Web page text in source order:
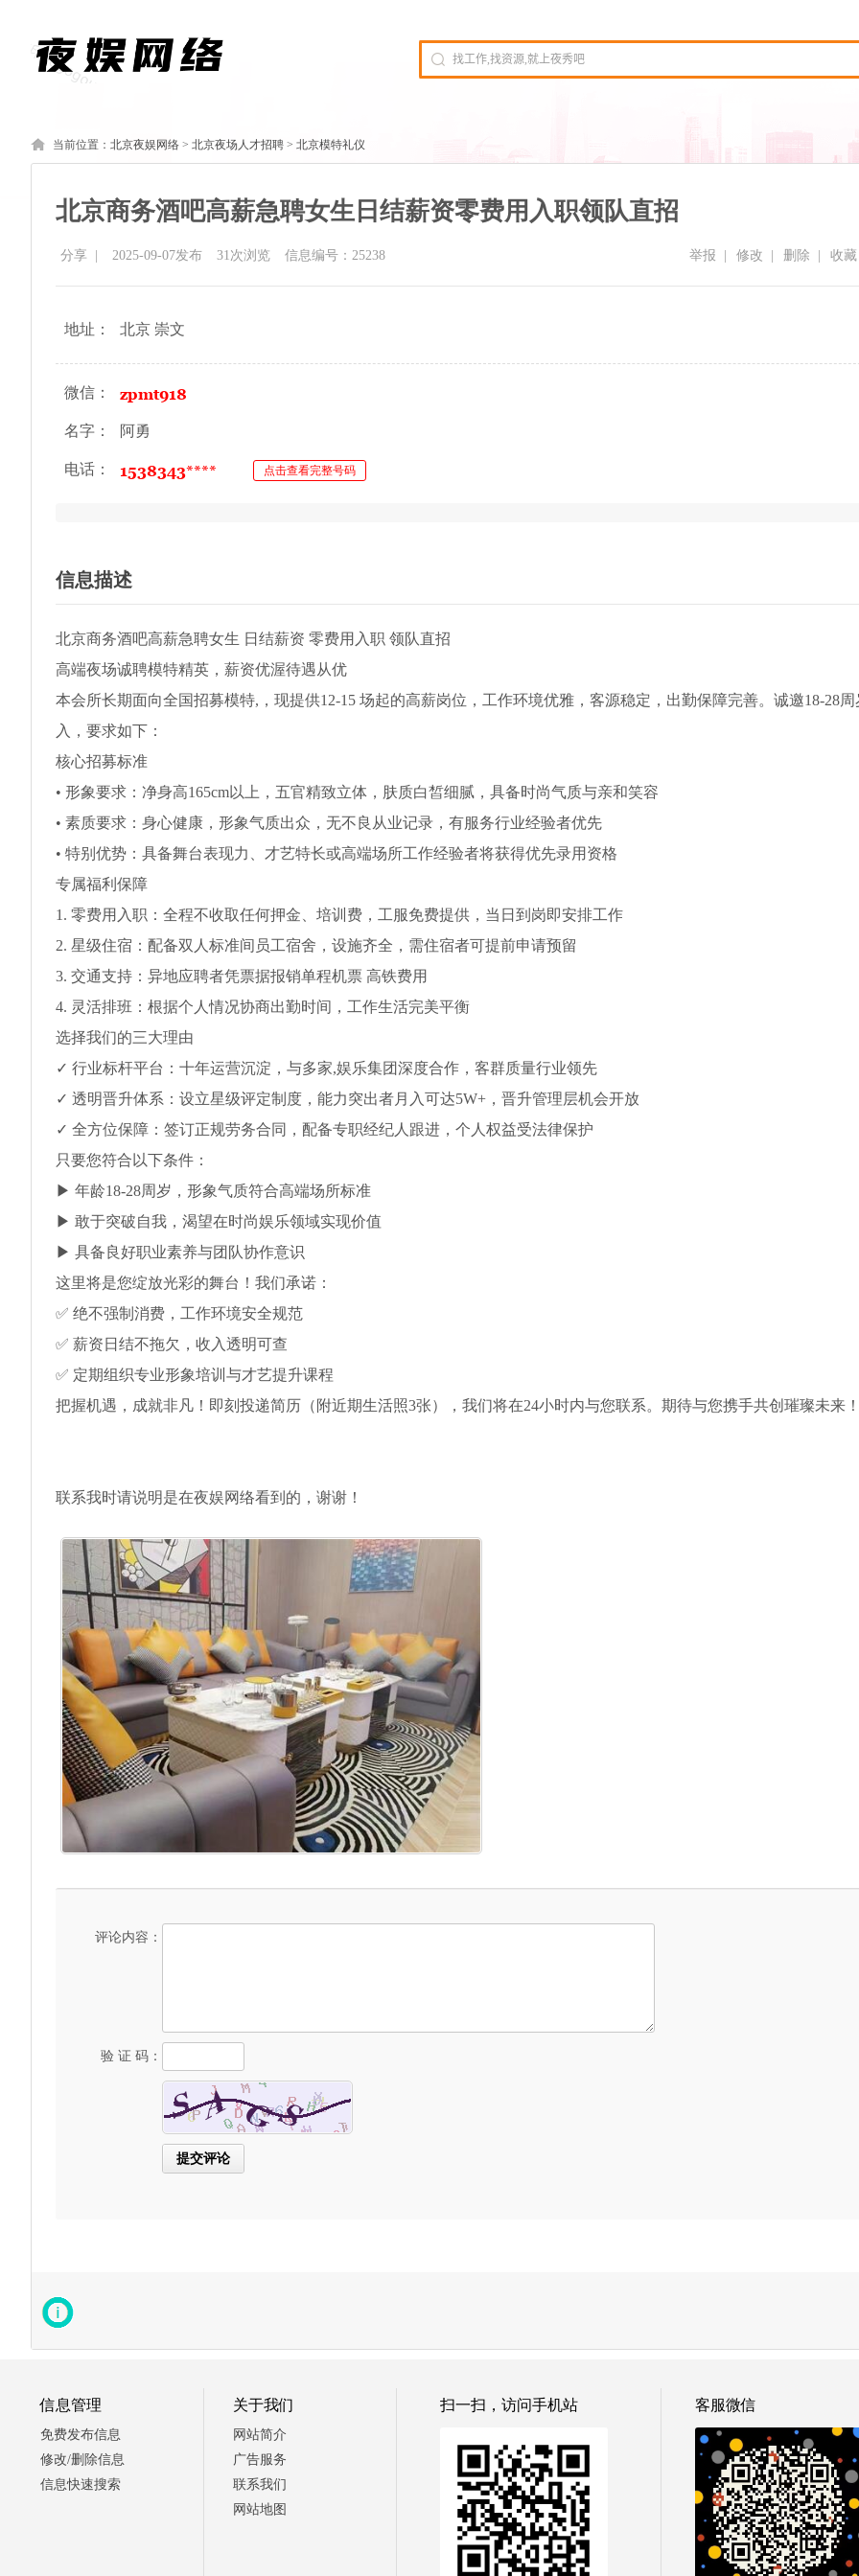
当前位置： 北京夜娱网络 > 北京夜场人才招聘 > 北京模特礼仪
北京商务酒吧高薪急聘女生日结薪资零费用入职领队直招
分享 2025-09-07发布 31次浏览 信息编号：25238 收藏
删除
修改
举报
地址： 北京 崇文
微信：
名字： 阿勇
电话： 点击查看完整号码
信息描述
北京商务酒吧高薪急聘女生 日结薪资 零费用入职 领队直招
高端夜场诚聘模特精英，薪资优渥待遇从优
本会所长期面向全国招募模特,，现提供12-15 场起的高薪岗位，工作环境优雅，客源稳定，出勤保障完善。诚邀18-28
入，要求如下：
核心招募标准
• 形象要求：净身高165cm以上，五官精致立体，肤质白皙细腻，具备时尚气质与亲和笑容
• 素质要求：身心健康，形象气质出众，无不良从业记录，有服务行业经验者优先
• 特别优势：具备舞台表现力、才艺特长或高端场所工作经验者将获得优先录用资格
专属福利保障
1. 零费用入职：全程不收取任何押金、培训费，工服免费提供，当日到岗即安排工作
2. 星级住宿：配备双人标准间员工宿舍，设施齐全，需住宿者可提前申请预留
3. 交通支持：异地应聘者凭票据报销单程机票 高铁费用
4. 灵活排班：根据个人情况协商出勤时间，工作生活完美平衡
选择我们的三大理由
✓ 行业标杆平台：十年运营沉淀，与多家,娱乐集团深度合作，客群质量行业领先
✓ 透明晋升体系：设立星级评定制度，能力突出者月入可达5W+，晋升管理层机会开放
✓ 全方位保障：签订正规劳务合同，配备专职经纪人跟进，个人权益受法律保护
只要您符合以下条件：
▶ 年龄18-28周岁，形象气质符合高端场所标准
▶ 敢于突破自我，渴望在时尚娱乐领域实现价值
▶ 具备良好职业素养与团队协作意识
这里将是您绽放光彩的舞台！我们承诺：
✅ 绝不强制消费，工作环境安全规范
✅ 薪资日结不拖欠，收入透明可查
✅ 定期组织专业形象培训与才艺提升课程
把握机遇，成就非凡！即刻投递简历（附近期生活照3张），我们将在24小时内与您联系。期待与您携手共创璀璨未来
联系我时请说明是在夜娱网络看到的，谢谢！
评论内容：
验 证 码：
信息管理
免费发布信息
修改/删除信息
信息快速搜索
关于我们
网站简介
广告服务
联系我们
网站地图
扫一扫，访问手机站 客服微信